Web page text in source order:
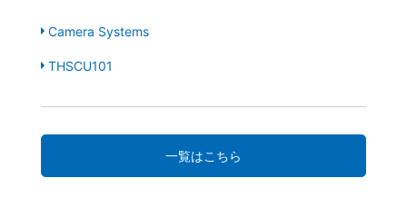
Camera Systems
THSCU101
一覧はこちら